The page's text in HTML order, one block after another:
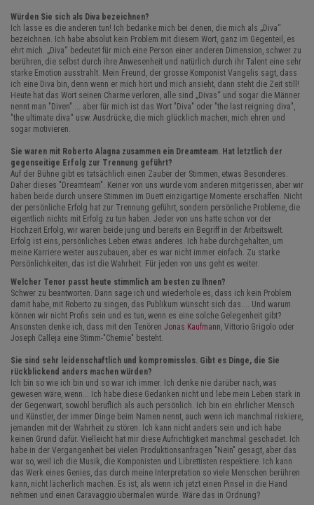
Würden Sie sich als Diva bezeichnen?
Ich lasse es die anderen tun! Ich bedanke mich bei denen, die mich als „Diva“
bezeichnen. Ich habe absolut kein Problem mit diesem Wort, ganz im Gegenteil, es
ehrt mich. „Diva“ bedeutet für mich eine Person einer anderen Dimension, schwer zu
berühren, die selbst durch ihre Anwesenheit und natürlich durch ihr Talent eine sehr
starke Emotion ausstrahlt. Mein Freund, der grosse Komponist Vangelis sagt, dass
ich eine Diva bin, denn wenn er mich hört und mich ansieht, dann steht die Zeit still!
Heute hat das Wort seinen Charme verloren, alle sind „Divas“ und sogar die Männer
nennt man "Diven" ... aber für mich ist das Wort "Diva" oder "the last reigning diva",
"the ultimate diva“ usw. Ausdrücke, die mich glücklich machen, mich ehren und
sogar motivieren.
Sie waren mit Roberto Alagna zusammen ein Dreamteam. Hat letztlich der
gegenseitige Erfolg zur Trennung geführt?
Auf der Bühne gibt es tatsächlich einen Zauber der Stimmen, etwas Besonderes.
Daher dieses "Dreamteam". Keiner von uns wurde vom anderen mitgerissen, aber wir
haben beide durch unsere Stimmen im Duett einzigartige Momente erschaffen. Nicht
der persönliche Erfolg hat zur Trennung geführt, sondern persönliche Probleme, die
eigentlich nichts mit Erfolg zu tun haben. Jeder von uns hatte schon vor der
Hochzeit Erfolg, wir waren beide jung und bereits ein Begriff in der Arbeitswelt.
Erfolg ist eins, persönliches Leben etwas anderes. Ich habe durchgehalten, um
meine Karriere weiter auszubauen, aber es war nicht immer einfach. Zu starke
Persönlichkeiten, das ist die Wahrheit. Für jeden von uns geht es weiter.
Welcher Tenor passt heute stimmlich am besten zu Ihnen?
Schwer zu beantworten. Dann sage ich und wiederhole es, dass ich kein Problem
damit habe, mit Roberto zu singen, das Publikum wünscht sich das.... Und warum
können wir nicht Profis sein und es tun, wenn es eine solche Gelegenheit gibt?
Ansonsten denke ich, dass mit den Tenören Jonas Kaufmann, Vittorio Grigolo oder
Joseph Calleja eine Stimm-"Chemie" besteht.
Sie sind sehr leidenschaftlich und kompromisslos. Gibt es Dinge, die Sie
rückblickend anders machen würden?
Ich bin so wie ich bin und so war ich immer. Ich denke nie darüber nach, was
gewesen wäre, wenn... Ich habe diese Gedanken nicht und lebe mein Leben stark in
der Gegenwart, sowohl beruflich als auch persönlich. Ich bin ein ehrlicher Mensch
und Künstler, der immer Dinge beim Namen nennt, auch wenn ich manchmal riskiere,
jemanden mit der Wahrheit zu stören. Ich kann nicht anders sein und ich habe
keinen Grund dafür. Vielleicht hat mir diese Aufrichtigkeit manchmal geschadet. Ich
habe in der Vergangenheit bei vielen Produktionsanfragen "Nein" gesagt, aber das
war so, weil ich die Musik, die Komponisten und Librettisten respektiere. Ich kann
das Werk eines Genies, das durch meine Interpretation so viele Menschen berühren
kann, nicht lächerlich machen. Es ist, als wenn ich jetzt einen Pinsel in die Hand
nehmen und einen Caravaggio übermalen würde. Wäre das in Ordnung?